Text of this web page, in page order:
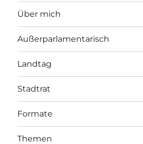
Über mich
Außerparlamentarisch
Landtag
Stadtrat
Formate
Themen